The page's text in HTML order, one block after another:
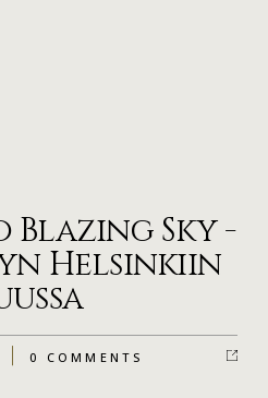
Blazing Sky -
Helsinkiin
0 COMMENTS